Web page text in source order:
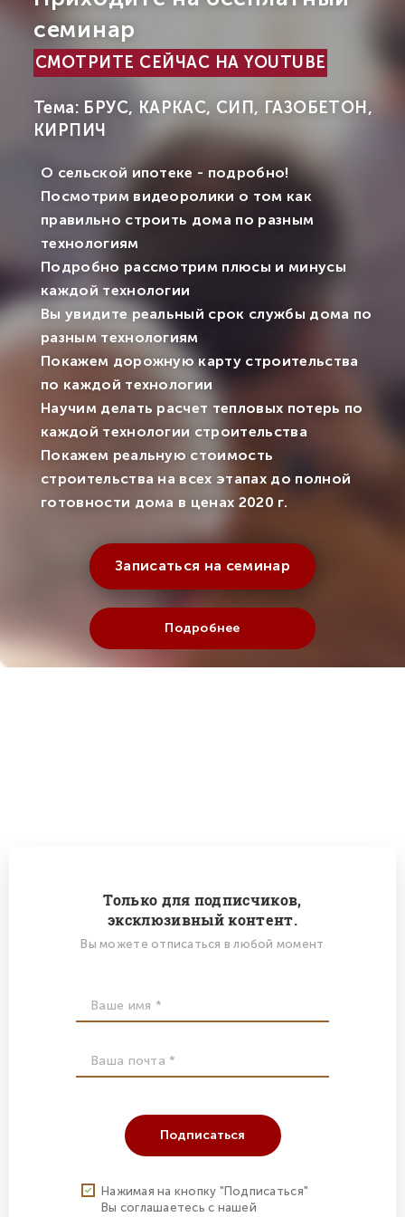
семинар
СМОТРИТЕ СЕЙЧАС НА YOUTUBE
Тема: БРУС, КАРКАС, СИП, ГАЗОБЕТОН,
КИРПИЧ
О сельской ипотеке - подробно!
Посмотрим видеоролики о том как
правильно строить дома по разным
технологиям
Подробно рассмотрим плюсы и минусы
каждой технологии
Вы увидите реальный срок службы дома по
разным технологиям
Покажем дорожную карту строительства
по каждой технологии
Научим делать расчет тепловых потерь по
каждой технологии строительства
Покажем реальную стоимость
строительства на всех этапах до полной
готовности дома в ценах 2020 г.
Записаться на семинар
Подробнее
Только для подписчиков,
эксклюзивный контент.
Вы можете отписаться в любой момент
Подписаться
Нажимая на кнопку "Подписаться"
Вы соглашаетесь с нашей